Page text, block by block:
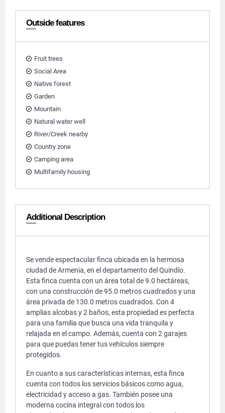
Outside features
Fruit trees
Social Area
Native forest
Garden
Mountain
Natural water well
River/Creek nearby
Country zone
Camping area
Multifamily housing
Additional Description
Se vende espectacular finca ubicada en la hermosa
ciudad de Armenia, en el departamento del Quindío.
Esta finca cuenta con un área total de 9.0 hectáreas,
con una construcción de 95.0 metros cuadrados y una
área privada de 130.0 metros cuadrados. Con 4
amplias alcobas y 2 baños, esta propiedad es perfecta
para una familia que busca una vida tranquila y
relajada en el campo. Además, cuenta con 2 garajes
para que puedas tener tus vehículos siempre
protegidos.
En cuanto a sus características internas, esta finca
cuenta con todos los servicios básicos como agua,
electricidad y acceso a gas. También posee una
moderna cocina integral con todos los